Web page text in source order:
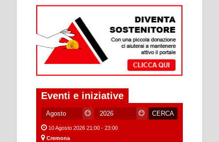
Eventi e iniziative
10 Agosto 2026 21:00 - 23:00
Cremona